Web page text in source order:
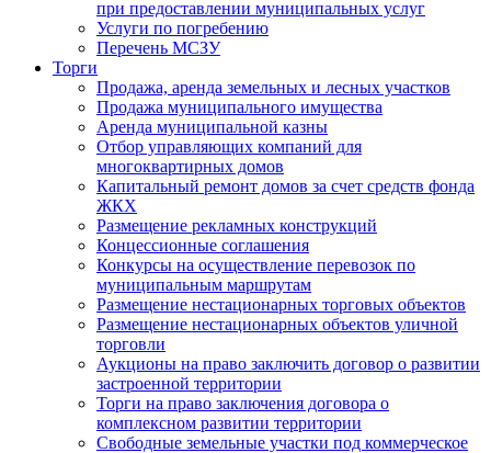
при предоставлении муниципальных услуг
Услуги по погребению
Перечень МСЗУ
Торги
Продажа, аренда земельных и лесных участков
Продажа муниципального имущества
Аренда муниципальной казны
Отбор управляющих компаний для
многоквартирных домов
Капитальный ремонт домов за счет средств фонда
ЖКХ
Размещение рекламных конструкций
Концессионные соглашения
Конкурсы на осуществление перевозок по
муниципальным маршрутам
Размещение нестационарных торговых объектов
Размещение нестационарных объектов уличной
торговли
Аукционы на право заключить договор о развитии
застроенной территории
Торги на право заключения договора о
комплексном развитии территории
Свободные земельные участки под коммерческое